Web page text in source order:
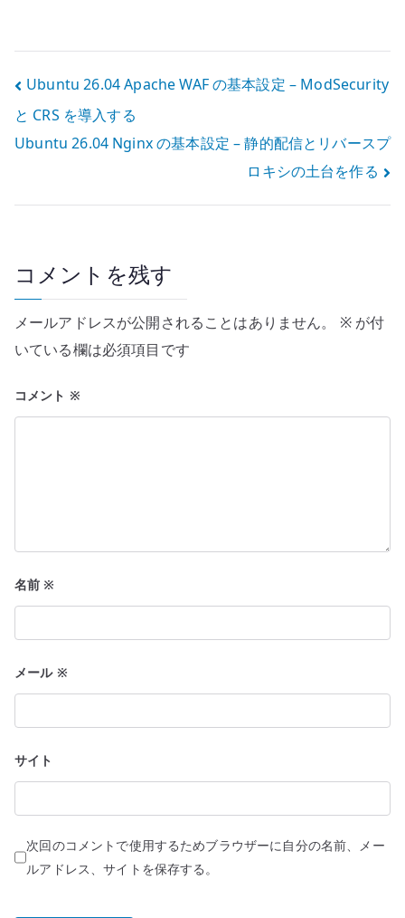
mod-php の設
導入と誤検知調
投
稿
ナ
ビ
ー
シ
ョ
ン
Ubuntu 26.04 Apache WAF の基本設定 – ModSecurity
と CRS を導入する
Ubuntu 26.04 Nginx の基本設定 – 静的配信とリバースプ
ロキシの土台を作る
コメントを残す
メールアドレスが公開されることはありません。 ※が付
いている欄は必須項目です
コメント ※
名前※
メール ※
サイト
次回のコメントで使用するためブラウザーに自分の名前、メー
ルアドレス、サイトを保存する。